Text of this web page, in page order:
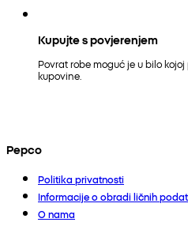
Kupujte s povjerenjem
Povrat robe moguć je u bilo
kupovine.
Pepco
Politika privatnosti
Informacije o obradi ličnih
O nama